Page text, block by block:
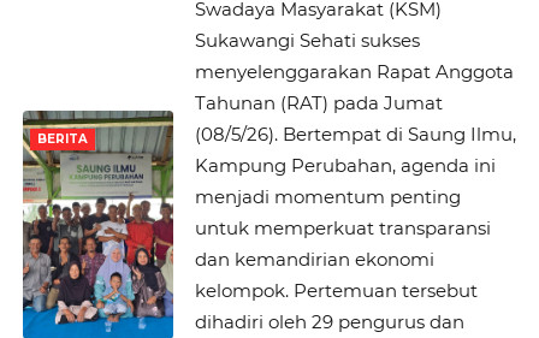
BERITA
Swadaya Masyarakat (KSM)
Sukawangi Sehati sukses
menyelenggarakan Rapat Anggota
Tahunan (RAT) pada Jumat
(08/5/26). Bertempat di Saung Ilmu,
Kampung Perubahan, agenda ini
menjadi momentum penting
untuk memperkuat transparansi
dan kemandirian ekonomi
kelompok. Pertemuan tersebut
dihadiri oleh 29 pengurus dan